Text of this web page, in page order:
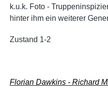
k.u.k. Foto -
hinter ihm ein weiterer
Zustand 1-2
Florian Dawkins - Richard